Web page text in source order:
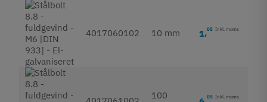
4017060102 10 mm 1,05 Inkl. moms
100
05 Inkl. moms